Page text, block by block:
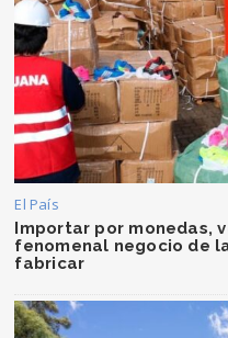
El País
Importar por monedas,
fenomenal negocio de
fabricar